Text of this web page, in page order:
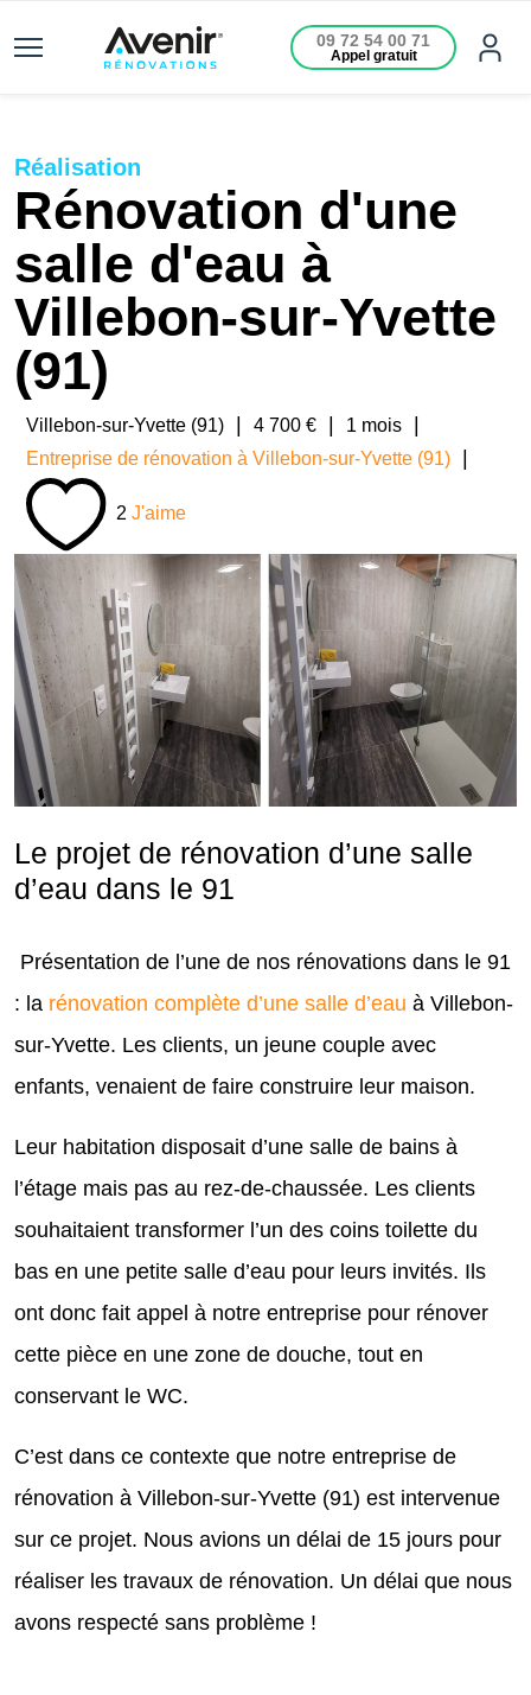
09 72 54 00 71
Appel gratuit
Réalisation
Rénovation d'une
salle d'eau à
Villebon-sur-Yvette
(91)
Villebon-sur-Yvette (91) 4 700 € 1 mois
Entreprise de rénovation à Villebon-sur-Yvette (91)
2 J'aime
Le projet de rénovation d’une salle
d’eau dans le 91
Présentation de l’une de nos rénovations dans le 91
: la rénovation complète d’une salle d’eau à Villebon-
sur-Yvette. Les clients, un jeune couple avec
enfants, venaient de faire construire leur maison.
Leur habitation disposait d’une salle de bains à
l’étage mais pas au rez-de-chaussée. Les clients
souhaitaient transformer l’un des coins toilette du
bas en une petite salle d’eau pour leurs invités. Ils
ont donc fait appel à notre entreprise pour rénover
cette pièce en une zone de douche, tout en
conservant le WC.
C’est dans ce contexte que notre entreprise de
rénovation à Villebon-sur-Yvette (91) est intervenue
sur ce projet. Nous avions un délai de 15 jours pour
réaliser les travaux de rénovation. Un délai que nous
avons respecté sans problème !